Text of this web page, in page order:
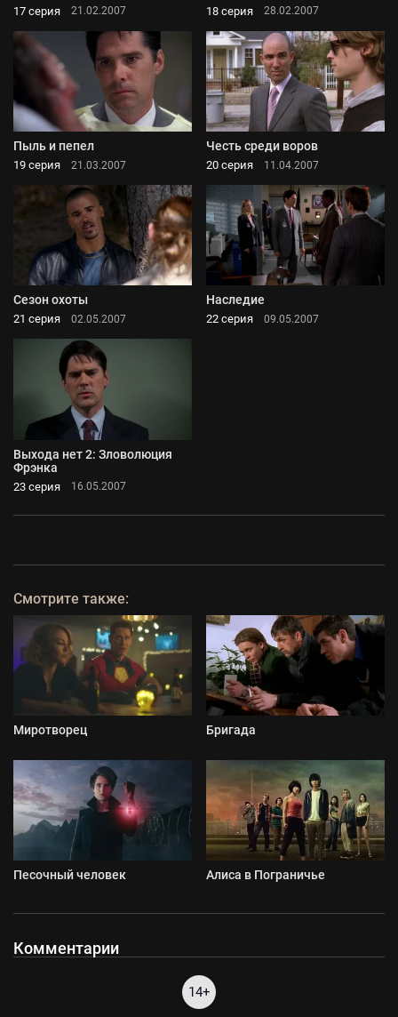
17 серия 21.02.2007 18 серия 28.02.2007
Пыль и пепел
19 серия 21.03.2007
Честь среди воров
20 серия 11.04.2007
Сезон охоты
21 серия 02.05.2007
Наследие
22 серия 09.05.2007
Выхода нет 2: Зловолюция
Фрэнка
23 серия 16.05.2007
Смотрите также:
Миротворец Бригада
Песочный человек Алиса в Пограничье
Комментарии
14+